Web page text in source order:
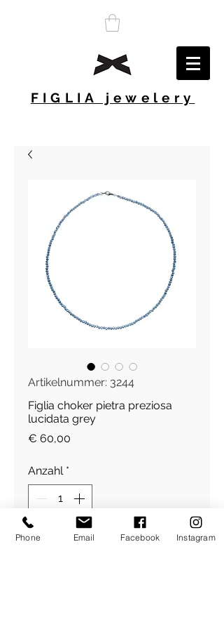
FIGLIA jewelery
Artikelnummer: 3244
Figlia choker pietra preziosa
lucidata grey
€ 60,00
Anzahl *
In den Warenkorb
Phone Email Facebook Instagram